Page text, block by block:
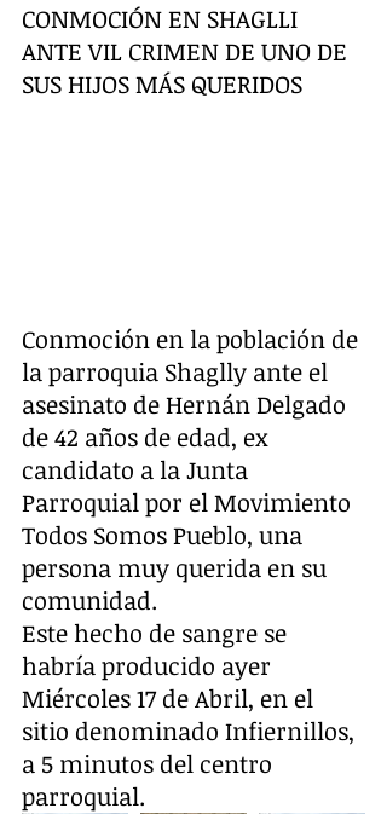
CONMOCIÓN EN SHAGLLI
ANTE VIL CRIMEN DE UNO DE
SUS HIJOS MÁS QUERIDOS
Conmoción en la población de
la parroquia Shaglly ante el
asesinato de Hernán Delgado
de 42 años de edad, ex
candidato a la Junta
Parroquial por el Movimiento
Todos Somos Pueblo, una
persona muy querida en su
comunidad.
Este hecho de sangre se
habría producido ayer
Miércoles 17 de Abril, en el
sitio denominado Infiernillos,
a 5 minutos del centro
parroquial.